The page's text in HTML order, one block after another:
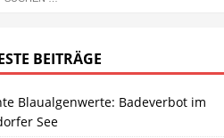
BEITRÄGE
Blaualgenwerte: Badeverbot im
See